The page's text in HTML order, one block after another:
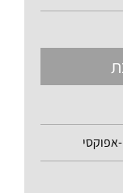
אפוקסי